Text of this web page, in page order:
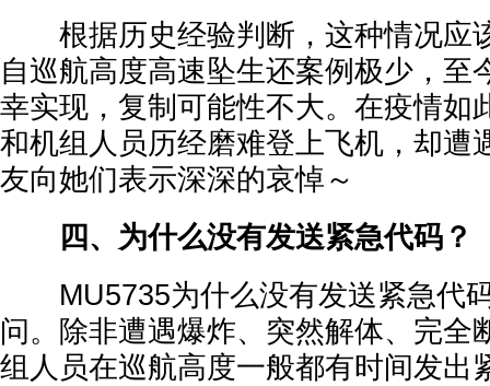
根据历史经验判断，这种情况应
自巡航高度高速坠生还案例极少，至
幸实现，复制可能性不大。在疫情如
和机组人员历经磨难登上飞机，却遭
友向她们表示深深的哀悼～
四、为什么没有发送紧急代码？
MU5735为什么没有发送紧急代
问。除非遭遇爆炸、突然解体、完全
组人员在巡航高度一般都有时间发出